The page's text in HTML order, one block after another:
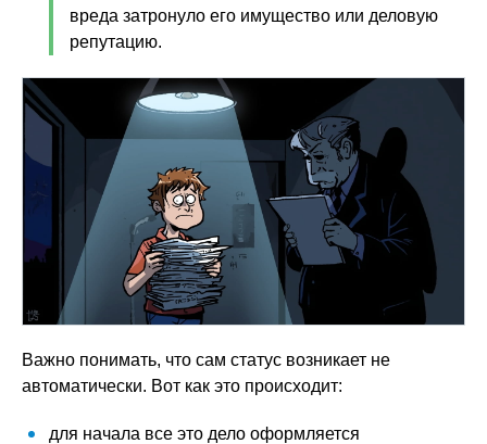
вреда затронуло его имущество или деловую
репутацию.
Важно понимать, что сам статус возникает не
автоматически. Вот как это происходит:
для начала все это дело оформляется